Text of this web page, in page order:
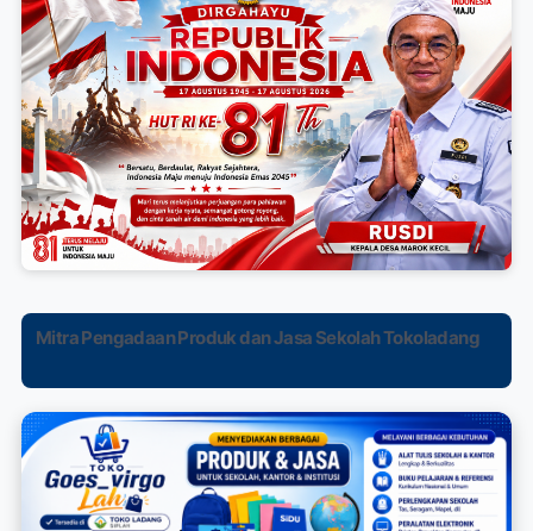
Mitra Pengadaan Produk dan Jasa Sekolah Tokoladang